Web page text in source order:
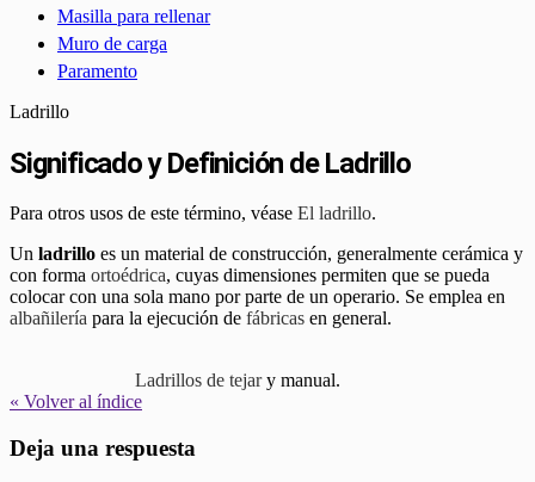
Masilla para rellenar
Muro de carga
Paramento
Ladrillo
Significado y Definición de Ladrillo
Para otros usos de este término, véase El ladrillo.
Un ladrillo es un material de construcción, generalmente cerámica y
con forma ortoédrica, cuyas dimensiones permiten que se pueda
colocar con una sola mano por parte de un operario. Se emplea en
albañilería para la ejecución de fábricas en general.
Ladrillos de tejary manual.
« Volver al índice
Deja una respuesta